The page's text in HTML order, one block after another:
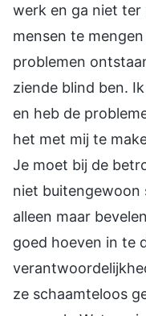
werk en ga niet ter
mensen te
problemen
ziende blind ben.
en heb de
het met mij te
Je moet bij de
niet buitengewoon
alleen maar
goed hoeven in te
ze schaamteloos